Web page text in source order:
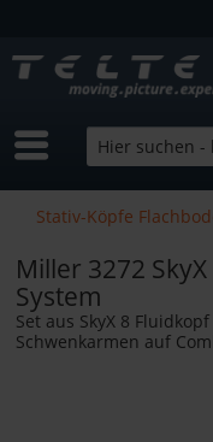
Stativ-Köpfe
Miller 3272
System
Set aus SkyX 8
Schwenkarmen auf
Sofort lieferbar
Hersteller
von